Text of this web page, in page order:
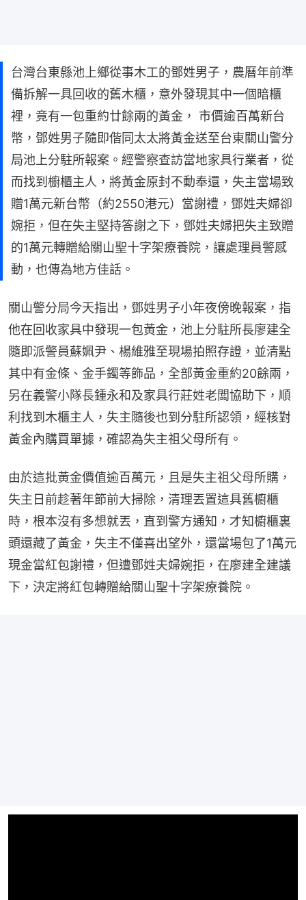
台灣台東縣池上鄉從事木工的鄧姓男子，農曆年前準
備拆解一具回收的舊木櫃，意外發現其中一個暗櫃
裡，竟有一包重約廿餘兩的黃金， 市價逾百萬新台
幣，鄧姓男子隨即偕同太太將黃金送至台東關山警分
局池上分駐所報案。經警察查訪當地家具行業者，從
而找到櫥櫃主人，將黃金原封不動奉還，失主當場致
贈1萬元新台幣（約2550港元）當謝禮，鄧姓夫婦卻
婉拒，但在失主堅持答謝之下，鄧姓夫婦把失主致贈
的1萬元轉贈給關山聖十字架療養院，讓處理員警感
動，也傳為地方佳話。
關山警分局今天指出，鄧姓男子小年夜傍晚報案，指
他在回收家具中發現一包黃金，池上分駐所長廖建全
隨即派警員蘇姵尹、楊維雅至現場拍照存證，並清點
其中有金條、金手鐲等飾品，全部黃金重約20餘兩，
另在義警小隊長鍾永和及家具行莊姓老闆協助下，順
利找到木櫃主人，失主隨後也到分駐所認領，經核對
黃金內購買單據，確認為失主祖父母所有。
由於這批黃金價值逾百萬元，且是失主祖父母所購，
失主日前趁著年節前大掃除，清理丟置這具舊櫥櫃
時，根本沒有多想就丟，直到警方通知，才知櫥櫃裏
頭還藏了黃金，失主不僅喜出望外，還當場包了1萬元
現金當紅包謝禮，但遭鄧姓夫婦婉拒，在廖建全建議
下，決定將紅包轉贈給關山聖十字架療養院。